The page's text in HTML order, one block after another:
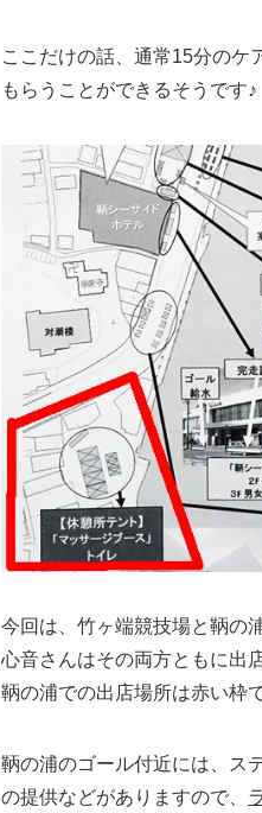
ここだけの話、通常15分のケ
もらうことができるそうです♪
今回は、竹ヶ端競技場と鞆の
心音さんはその両方ともに出
鞆の浦での出店場所は赤い枠
鞆の浦のゴール付近には、ス
の提供などがありますので、